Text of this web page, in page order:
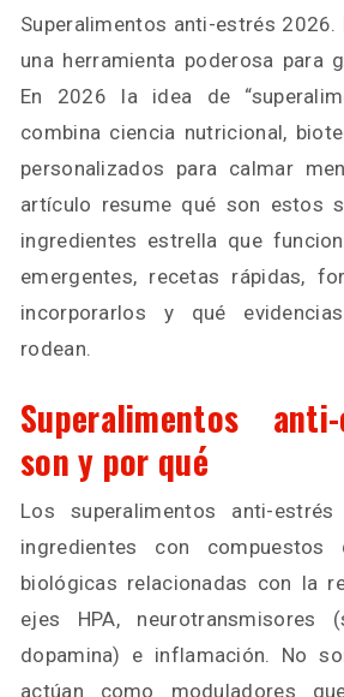
Superalimentos anti-estrés 2026.
una herramienta poderosa para
En 2026 la idea de
combina ciencia nutricional,
personalizados para calmar
artículo resume qué son estos
ingredientes estrella que
emergentes, recetas rápidas,
incorporarlos y qué
rodean.
Superalimentos
son y por qué
Los superalimentos anti-
ingredientes con
biológicas relacionadas con la
ejes HPA, neurotransmisores
dopamina) e inflamación. No
actúan como moduladores